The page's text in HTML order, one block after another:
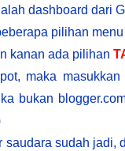
dashboard dari
pilihan menu
kanan ada pilihan
maka masukkan
bukan
saudara sudah